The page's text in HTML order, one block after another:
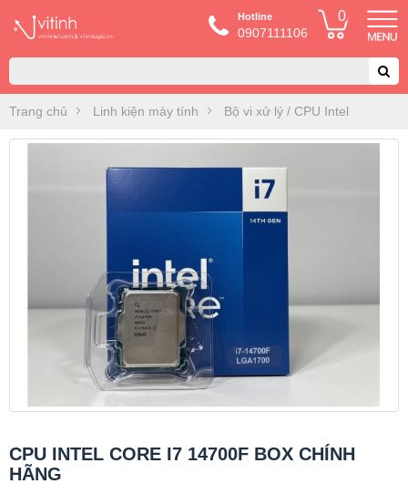
Hotline
0907111106
0
Trang chủ Linh kiện máy tính Bộ vi xử lý / CPU Intel
CPU INTEL CORE I7 14700F BOX CHÍNH
HÃNG